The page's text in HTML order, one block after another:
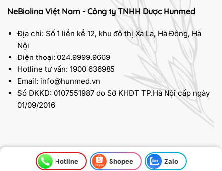
NeBiolina Việt Nam - Công ty TNHH Dược Hunmed
Địa chỉ: Số 1 liền kề 12, khu đô thị Xa La, Hà Đông, Hà
Nội
Điện thoại: 024.9999.9669
Hotline tư vấn: 1900 636985
Email: info@hunmed.vn
Số ĐKKD: 0107551987 do Sở KHĐT TP.Hà Nội cấp ngày
01/09/2016
2026 © Bản quyền thuộc về NeBiolina
Hotline Shopee Zalo